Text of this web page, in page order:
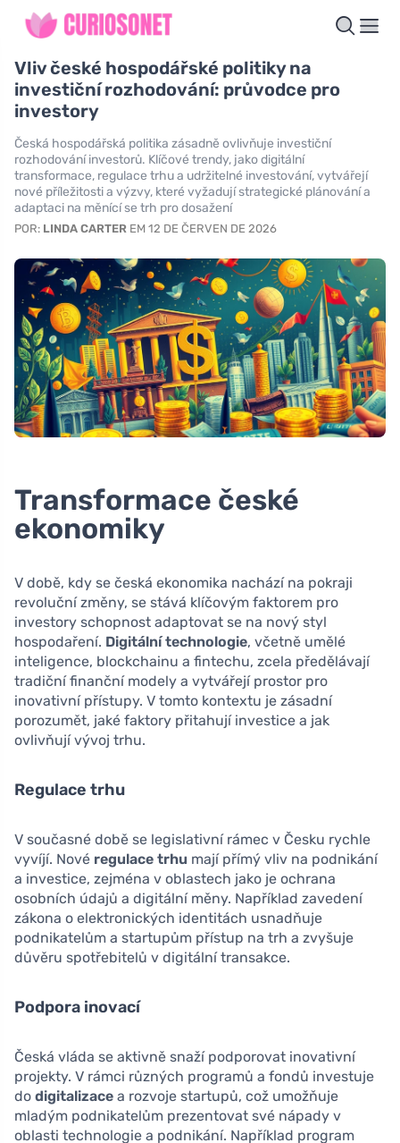
Vliv české hospodářské politiky na
investiční rozhodování: průvodce pro
investory
Česká hospodářská politika zásadně ovlivňuje investiční
rozhodování investorů. Klíčové trendy, jako digitální
transformace, regulace trhu a udržitelné investování, vytvářejí
nové příležitosti a výzvy, které vyžadují strategické plánování a
adaptaci na měnící se trh pro dosažení
POR: LINDA CARTER EM 12 DE ČERVEN DE 2026
Transformace české
ekonomiky
V době, kdy se česká ekonomika nachází na pokraji
revoluční změny, se stává klíčovým faktorem pro
investory schopnost adaptovat se na nový styl
hospodaření. Digitální technologie, včetně umělé
inteligence, blockchainu a fintechu, zcela předělávají
tradiční finanční modely a vytvářejí prostor pro
inovativní přístupy. V tomto kontextu je zásadní
porozumět, jaké faktory přitahují investice a jak
ovlivňují vývoj trhu.
Regulace trhu
V současné době se legislativní rámec v Česku rychle
vyvíjí. Nové regulace trhu mají přímý vliv na podnikání
a investice, zejména v oblastech jako je ochrana
osobních údajů a digitální měny. Například zavedení
zákona o elektronických identitách usnadňuje
podnikatelům a startupům přístup na trh a zvyšuje
důvěru spotřebitelů v digitální transakce.
Podpora inovací
Česká vláda se aktivně snaží podporovat inovativní
projekty. V rámci různých programů a fondů investuje
do digitalizace a rozvoje startupů, což umožňuje
mladým podnikatelům prezentovat své nápady v
oblasti technologie a podnikání. Například program